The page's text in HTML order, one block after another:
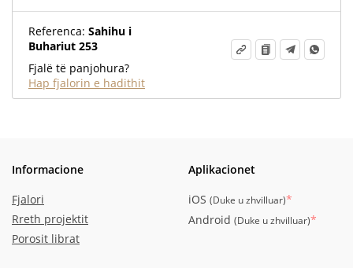
Referenca: Sahihu i
Buhariut 253
Fjalë të panjohura?
Hap fjalorin e hadithit
Informacione
Fjalori
Rreth projektit
Porosit librat
Aplikacionet
iOS (Duke u zhvilluar)*
Android (Duke u zhvilluar)*